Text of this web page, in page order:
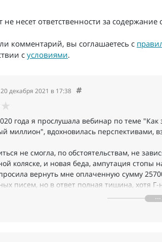
несет ответственности за
комментарий, вы соглашаетесь с
с условиями.
20 декабря 2021 в 17:38
года я прослушала вебинар по теме "Как
миллион", вдохновилась перспективами,
не смогла, по обстоятельствам, не
коляске, и новая беда, ампутация стопы
вернуть мне оплаченную сумму
писем, но в ответ полная тишина, хотя
70-летней бабушке, инвалиду денежку, это